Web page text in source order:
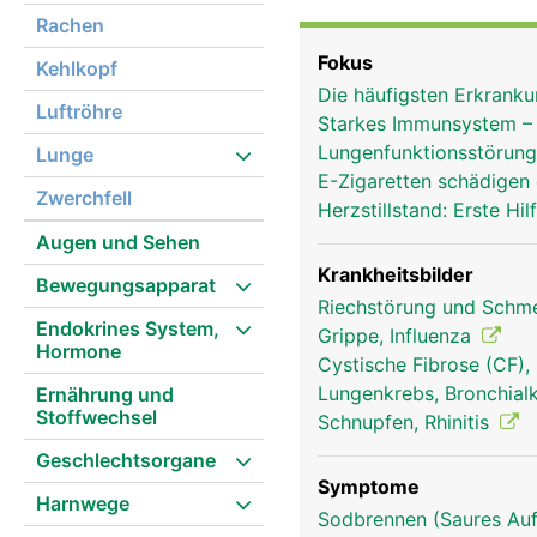
Rachen
Kehlkopf
Luftröhre
Lunge
Zwerchfell
Augen und Sehen
Bewegungsapparat
Endokrines System,
Hormone
Ernährung und
Stoffwechsel
Geschlechtsorgane
Harnwege
ausgestattet sind. Je
durchblutet. Die
Pollen, Bakterien) und
den Rachen wo er
die Atemluft durch die
empfindlich und
Entzündungen
Fokus
Die häufigsten
Starkes Immunsystem
E-Zigaretten schädigen
Herzstillstand: Erste
Krankheitsbilder
Riechstörung und
Grippe, Influenza
Cystische Fibrose
Lungenkrebs,
Schnupfen, Rhinitis
Symptome
Sodbrennen (Saures